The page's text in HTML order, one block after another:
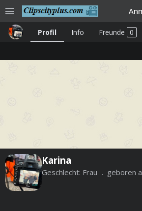
menu
Karina
Geschlecht: Frau geboren
Profil Info Freunde 0